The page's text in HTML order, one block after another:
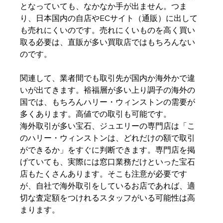
となっていても、なかなか手が出ません。つま
り、日本国内の自店やECサイト（通販）に出して
も売れにくいのです。売れにくいものを高く買い
取る必要は、直販が多い買取店ではもちろんない
のです。
関連して、業者間でも取引先が国内か海外かで違
いが出てきます。裕福層が多い上り調子の海外の
国では、もちろんハリー・ウィンストンの需要が
多くあります。高値での取引も可能です。
海外取引が多い宝石、ジュエリーの専門店は「こ
のハリー・ウィンストンは、どれだけの額で取引
ができるか」をすぐに判断できます。専門店を掲
げていても、実際には窓口業務だけといった宝石
店もたくさんあります。そこも注意が必要です
が、自社で海外取引をしているお店であれば、適
切な査定額をつけれるスタッフがいる可能性は高
まります。